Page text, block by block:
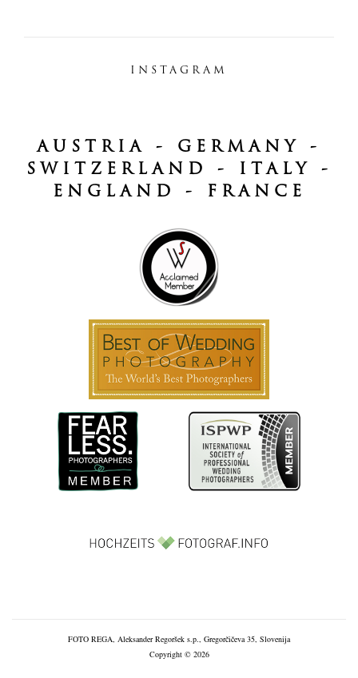
INSTAGRAM
AUSTRIA - GERMANY -
SWITZERLAND - ITALY -
ENGLAND - FRANCE
FOTO REGA, Aleksander Regoršek s.p., Gregorčičeva 35, Slovenija
Copyright © 2026